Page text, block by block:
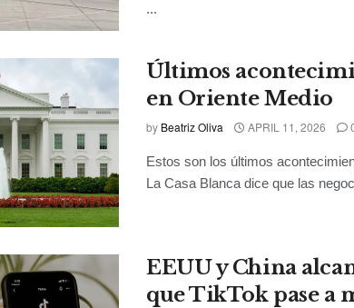
...
Últimos
en Oriente Medio
by Beatriz Oliva APRIL 11, 2026
Estos son los últimos
La Casa Blanca dice que las
EEUU y China
que TikTok pase a